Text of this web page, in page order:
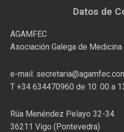
Datos de
AGAMFEC
Asociación Galega de
e-mail:
T +34 634470960 de 10: 00 a
Rúa Menéndez Pelayo 32-34
36211 Vigo (Pontevedra)